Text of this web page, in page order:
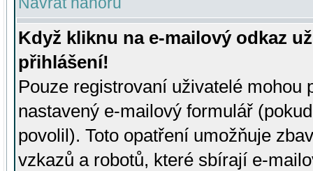
Když kliknu na e-mailový odkaz
přihlášení!
Pouze registrovaní uživatelé mohou
nastavený e-mailový formulář
povolil). Toto opatření umožňuje
vzkazů a robotů, které sbírají e-